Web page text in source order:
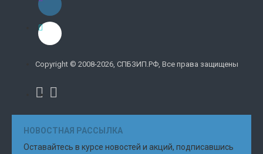
Copyright © 2008-2026, СПБЗИП.РФ, Все права защищены
НОВОСТНАЯ РАССЫЛКА
Оставайтесь в курсе новостей и акций, подписавшись